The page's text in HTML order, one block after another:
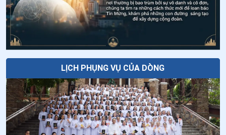
LỊCH PHỤNG VỤ CỦA DÒNG
Tại sao Lễ Chúa Hiển Dung lại được cử
hành vào ngày 06 tháng 8?